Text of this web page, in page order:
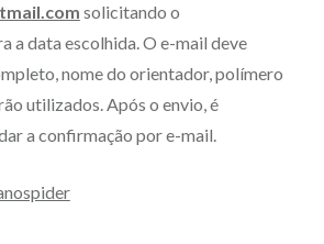
solicitando o
a data escolhida. O e-mail deve
nome do orientador, polímero
utilizados. Após o envio, é
a confirmação por e-mail.